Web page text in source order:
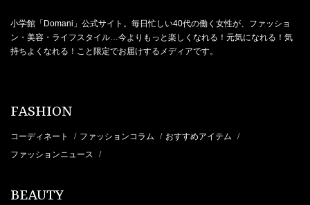
小学館「Domani」公式サイト。毎日忙しい40代の働く女性が、ファッショ
ン・美容・ライフスタイル…今よりもっと楽しくなれる！元気になれる！気
持ちよくなれる！こと限定でお届けするメディアです。
FASHION
コーディネート / ファッションコラム / おすすめアイテム /
ファッションニュース /
BEAUTY